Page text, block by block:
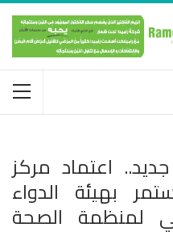
اعتماد مركز
بهيئة الدواء
لمنظمة الصحة